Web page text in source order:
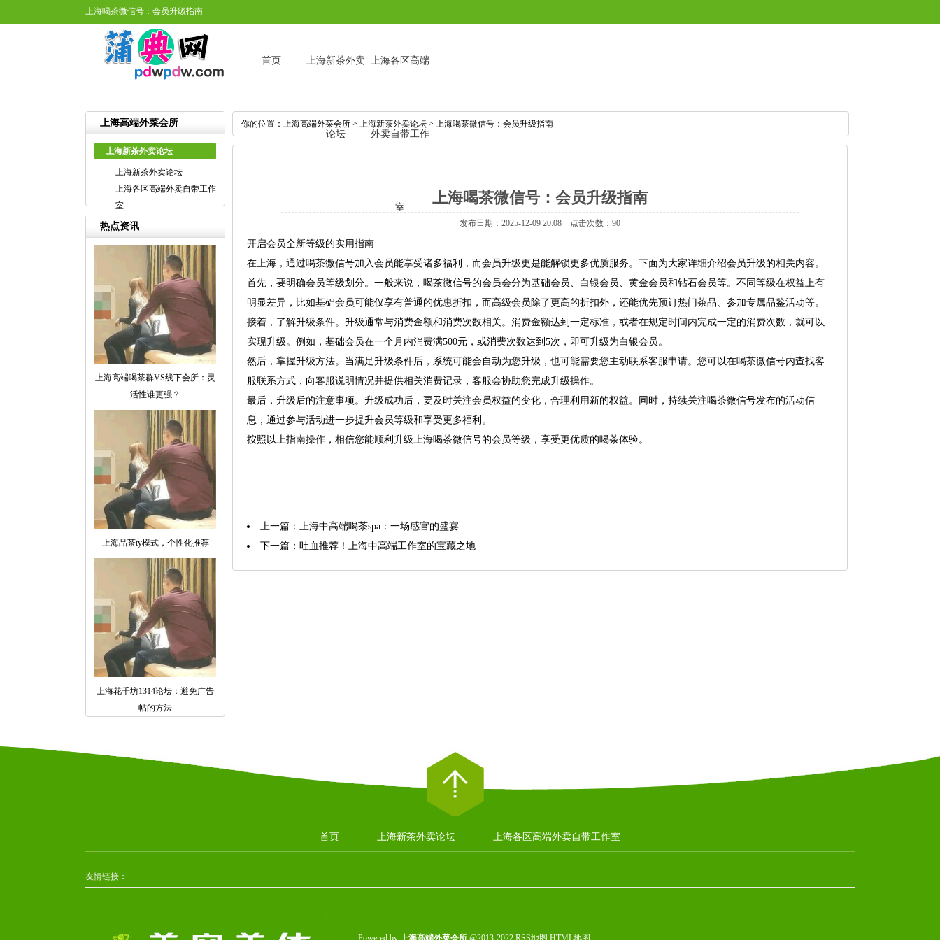
上海喝茶微信号：会员升级指南
首页 上海新茶外卖
论坛
上海各区高端
外卖自带工作
室
上海高端外菜会所
上海新茶外卖论坛
上海新茶外卖论坛
上海各区高端外卖自带工作
室
热点资讯
上海高端喝茶群VS线下会所：灵
活性谁更强？
上海品茶ty模式，个性化推荐
上海花千坊1314论坛：避免广告
帖的方法
你的位置： 上海高端外菜会所 > 上海新茶外卖论坛 > 上海喝茶微信号：会员升级指南
上海喝茶微信号：会员升级指南
发布日期：2025-12-09 20:08 点击次数：90
开启会员全新等级的实用指南
在上海，通过喝茶微信号加入会员能享受诸多福利，而会员升级更是能解锁更多优质服务。下面为大家详细介绍会员升级的相关内容。
首先，要明确会员等级划分。一般来说，喝茶微信号的会员会分为基础会员、白银会员、黄金会员和钻石会员等。不同等级在权益上有
明显差异，比如基础会员可能仅享有普通的优惠折扣，而高级会员除了更高的折扣外，还能优先预订热门茶品、参加专属品鉴活动等。
接着，了解升级条件。升级通常与消费金额和消费次数相关。消费金额达到一定标准，或者在规定时间内完成一定的消费次数，就可以
实现升级。例如，基础会员在一个月内消费满500元，或消费次数达到5次，即可升级为白银会员。
然后，掌握升级方法。当满足升级条件后，系统可能会自动为您升级，也可能需要您主动联系客服申请。您可以在喝茶微信号内查找客
服联系方式，向客服说明情况并提供相关消费记录，客服会协助您完成升级操作。
最后，升级后的注意事项。升级成功后，要及时关注会员权益的变化，合理利用新的权益。同时，持续关注喝茶微信号发布的活动信
息，通过参与活动进一步提升会员等级和享受更多福利。
按照以上指南操作，相信您能顺利升级上海喝茶微信号的会员等级，享受更优质的喝茶体验。
上一篇： 上海中高端喝茶spa：一场感官的盛宴
下一篇： 吐血推荐！上海中高端工作室的宝藏之地
首页 上海新茶外卖论坛 上海各区高端外卖自带工作室
友情链接：
Powered by 上海高端外菜会所 @2013-2022 RSS地图 HTML地图